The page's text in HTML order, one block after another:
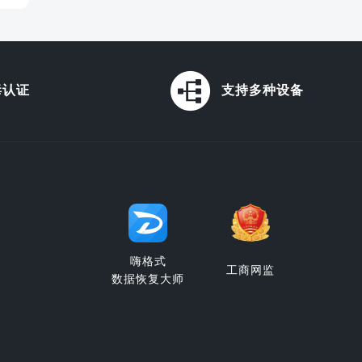
证 支持多种设备
嗨格式
数据恢复大师
工商网监